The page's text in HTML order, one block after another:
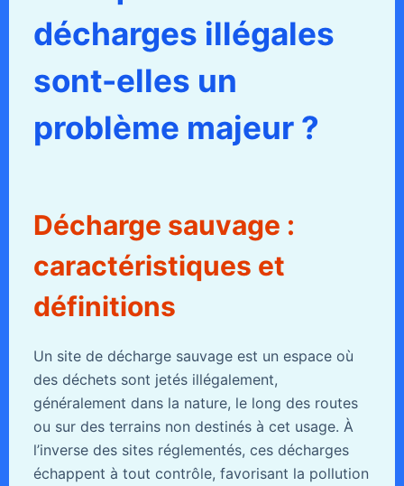
décharges illégales
sont-elles un
problème majeur ?
Décharge sauvage :
caractéristiques et
définitions
Un site de décharge sauvage est un espace où
des déchets sont jetés illégalement,
généralement dans la nature, le long des routes
ou sur des terrains non destinés à cet usage. À
l’inverse des sites réglementés, ces décharges
échappent à tout contrôle, favorisant la pollution